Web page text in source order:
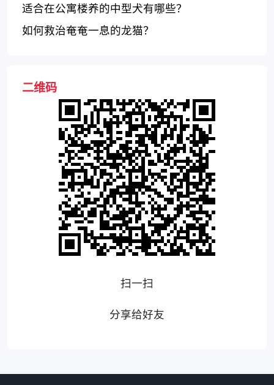
适合在公寓楼养的中型犬有哪些？
如何救治奄奄一息的龙猫？
二维码
扫一扫
分享给好友